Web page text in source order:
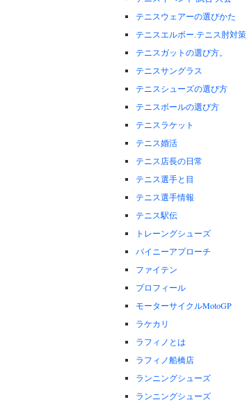
テニスウェアーの選びかた
テニスエルボー.テニス肘対策
テニスガットの選び方。
テニスサングラス
テニスシューズの選び方
テニスボールの選び方
テニスラケット
テニス婚活
テニス店長の日常
テニス選手と目
テニス選手情報
テニス駅伝
トレーングシューズ
バイニーアプローチ
ファイテン
プロフィール
モーターサイクルMotoGP
ラケカリ
ラフィノとは
ラフィノ船橋店
ランニングシューズ
ランニングシューズ